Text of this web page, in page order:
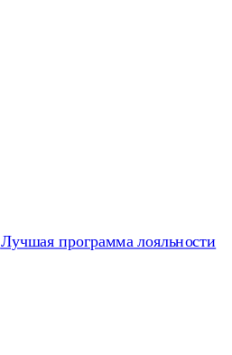
Лучшая программа лояльности